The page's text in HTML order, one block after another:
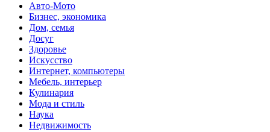
Авто-Мото
Бизнес, экономика
Дом, семья
Досуг
Здоровье
Искусство
Интернет, компьютеры
Мебель, интерьер
Кулинария
Мода и стиль
Наука
Недвижимость